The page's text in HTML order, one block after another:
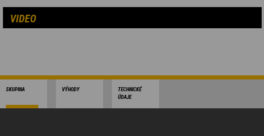
VIDEO
SKUPINA VÝHODY
TECHNICKÉ
ÚDAJE